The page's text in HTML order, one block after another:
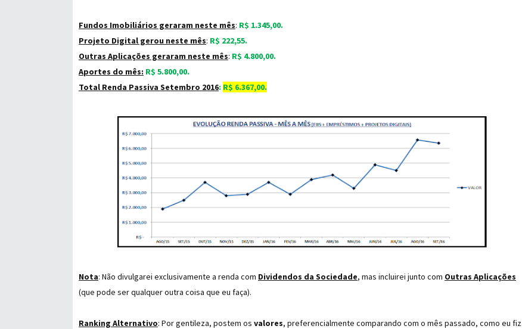
Fundos Imobiliários geraram neste mês: R$ 1.345,00.
Projeto Digital gerou neste mês: R$ 222,55.
Outras Aplicações geraram neste mês: R$ 4.800,00.
Aportes do mês: R$ 5.800,00.
Total Renda Passiva Setembro 2016: R$ 6.367,00.
Nota: Não divulgarei exclusivamente a renda com Dividendos da Sociedade, mas incluirei junto com Outras Aplicações
(que pode ser qualquer outra coisa que eu faça).
Ranking Alternativo: Por gentileza, postem os valores, preferencialmente comparando com o mês passado, como eu fiz